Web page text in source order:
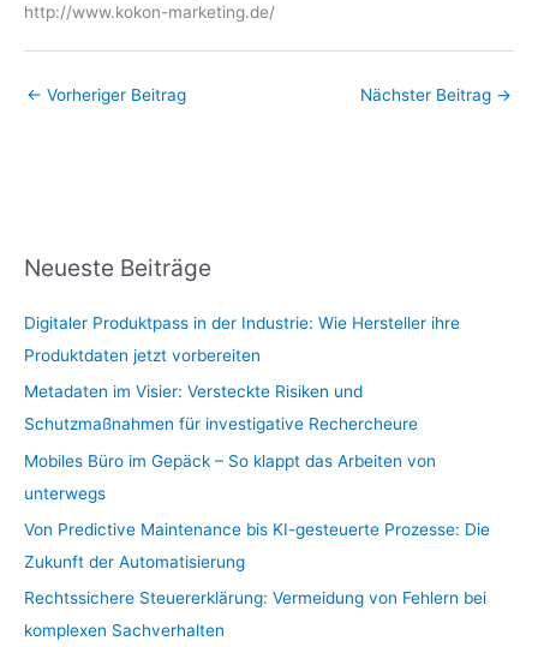
http://www.kokon-marketing.de/
← Vorheriger Beitrag Nächster Beitrag →
Neueste Beiträge
Digitaler Produktpass in der Industrie: Wie Hersteller ihre
Produktdaten jetzt vorbereiten
Metadaten im Visier: Versteckte Risiken und
Schutzmaßnahmen für investigative Rechercheure
Mobiles Büro im Gepäck – So klappt das Arbeiten von
unterwegs
Von Predictive Maintenance bis KI-gesteuerte Prozesse: Die
Zukunft der Automatisierung
Rechtssichere Steuererklärung: Vermeidung von Fehlern bei
komplexen Sachverhalten